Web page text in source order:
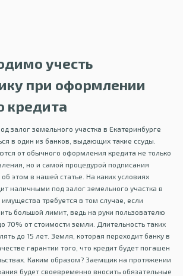
учесть
при оформлении
кредита
залог земельного участка в Екатеринбурге
в один из банков, выдающих такие ссуды.
от обычного оформления кредита не только
но и самой процедурой подписания
этом в нашей статье. На каких условиях
наличными под залог земельного участка в
требуется в том случае, если
большой лимит, ведь на руки пользователю
70% от стоимости земли. Длительность таких
до 15 лет. Земля, которая переходит банку в
гарантии того, что кредит будет погашен
Каким образом? Заемщик на протяжении
будет своевременно вносить обязательные